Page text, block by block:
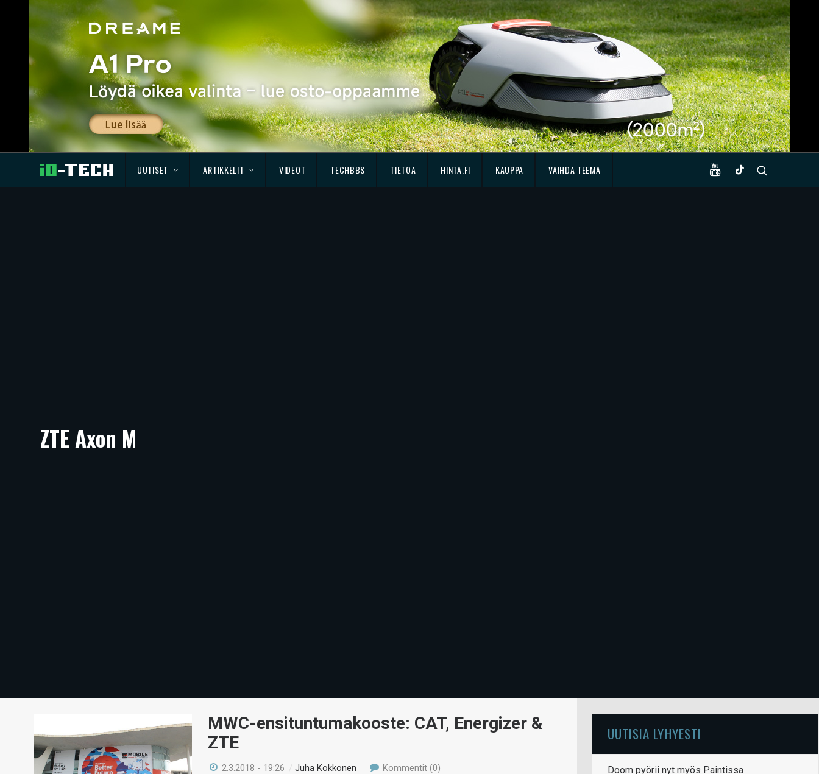
UUTISET ARTIKKELIT VIDEOT TECHBBS TIETOA HINTA.FI KAUPPA VAIHDA TEEMA
ZTE Axon M
MWC-ensituntumakooste: CAT, Energizer &
ZTE
2.3.2018 - 19:26 /Juha Kokkonen Kommentit (0)
UUTISIA LYHYESTI
Doom pyörii nyt myös Paintissa